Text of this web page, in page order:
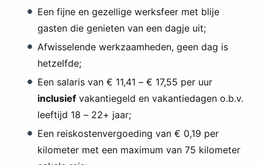
Een fijne en gezellige werksfeer met blije
gasten die genieten van een dagje uit;
Afwisselende werkzaamheden, geen dag is
hetzelfde;
Een salaris van € 11,41 – € 17,55 per uur
inclusief vakantiegeld en vakantiedagen o.b.v.
leeftijd 18 – 22+ jaar;
Een reiskostenvergoeding van € 0,19 per
kilometer met een maximum van 75 kilometer